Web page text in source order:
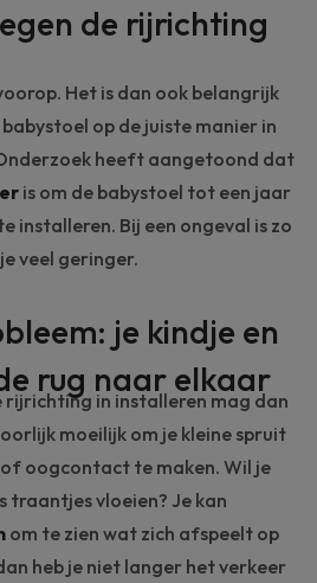
de rijrichting
Het is dan ook belangrijk
op de juiste manier in
heeft aangetoond dat
is om de babystoel tot een jaar
installeren. Bij een ongeval is zo
veel geringer.
je kindje en
rug naar elkaar
rijrichting in installeren mag dan
moeilijk om je kleine spruit
oogcontact te maken. Wil je
traantjes vloeien? Je kan
om te zien wat zich afspeelt op
heb je niet langer het verkeer